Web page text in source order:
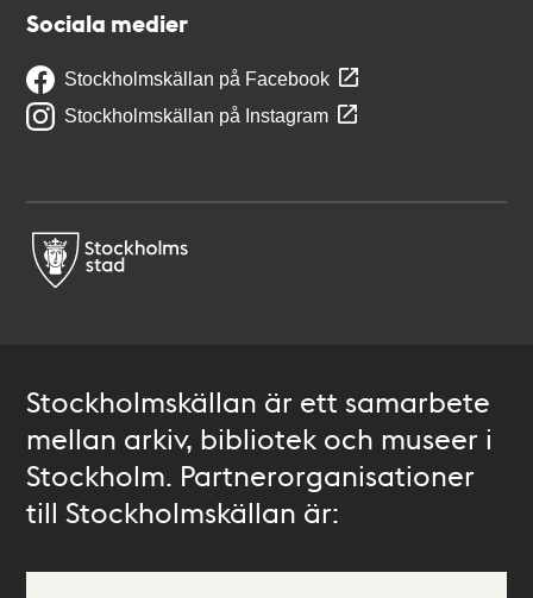
Sociala medier
Stockholmskällan på Facebook
Stockholmskällan på Instagram
Stockholmskällan är ett samarbete
mellan arkiv, bibliotek och museer i
Stockholm. Partnerorganisationer
till Stockholmskällan är: